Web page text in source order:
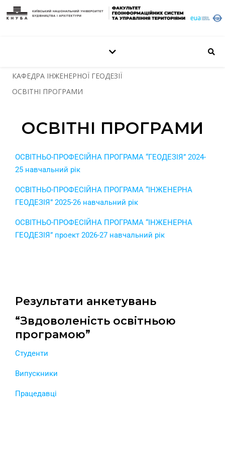
КАФЕДРА ІНЖЕНЕРНОЇ ГЕОДЕЗІЇ
ОСВІТНІ ПРОГРАМИ
ОСВІТНІ ПРОГРАМИ
ОСВІТНЬО-ПРОФЕСІЙНА ПРОГРАМА “ГЕОДЕЗІЯ” 2024-
25 навчальний рік
ОСВІТНЬО-ПРОФЕСІЙНА ПРОГРАМА “ІНЖЕНЕРНА
ГЕОДЕЗІЯ” 2025-26 навчальний рік
ОСВІТНЬО-ПРОФЕСІЙНА ПРОГРАМА “ІНЖЕНЕРНА
ГЕОДЕЗІЯ” проект 2026-27 навчальний рік
Результати анкетувань
“Звдоволеність освітньою
програмою”
Студенти
Випускники
Працедавці